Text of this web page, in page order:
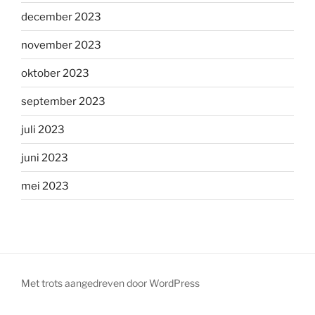
december 2023
november 2023
oktober 2023
september 2023
juli 2023
juni 2023
mei 2023
Met trots aangedreven door WordPress